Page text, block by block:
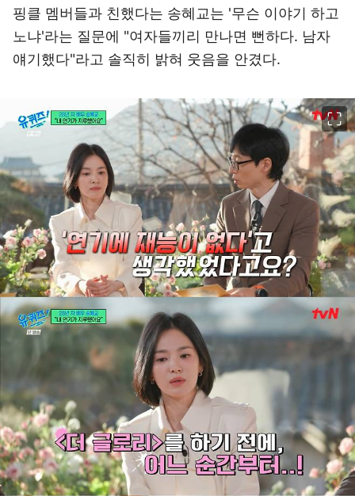
핑클 멤버들과 친했다는 송혜교는 '무슨 이야기 하고
노냐'라는 질문에 "여자들끼리 만나면 뻔하다. 남자
얘기했다"라고 솔직히 밝혀 웃음을 안겼다.